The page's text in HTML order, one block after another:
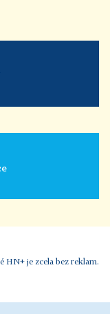
HN+ je zcela bez reklam.